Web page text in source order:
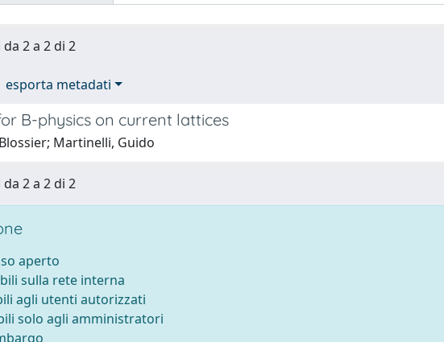
2 a 2 di 2
esporta metadati
B-physics on current lattices
Martinelli, Guido
2 a 2 di 2
aperto
sulla rete interna
agli utenti autorizzati
solo agli amministratori